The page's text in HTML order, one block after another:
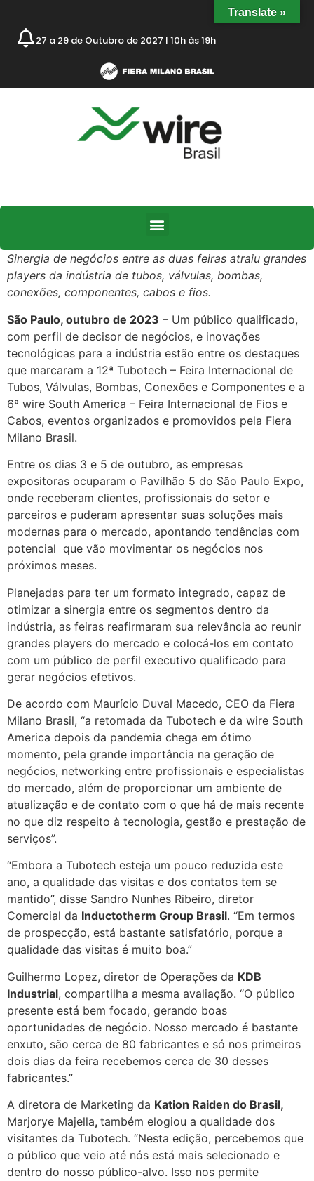
27 a 29 de Outubro de 2027 | 10h às 19h
Sinergia de negócios entre as duas feiras atraiu grandes
players da indústria de tubos, válvulas, bombas,
conexões, componentes, cabos e fios.
São Paulo, outubro de 2023 – Um público qualificado,
com perfil de decisor de negócios, e inovações
tecnológicas para a indústria estão entre os destaques
que marcaram a 12ª Tubotech – Feira Internacional de
Tubos, Válvulas, Bombas, Conexões e Componentes e a
6ª wire South America – Feira Internacional de Fios e
Cabos, eventos organizados e promovidos pela Fiera
Milano Brasil.
Entre os dias 3 e 5 de outubro, as empresas
expositoras ocuparam o Pavilhão 5 do São Paulo Expo,
onde receberam clientes, profissionais do setor e
parceiros e puderam apresentar suas soluções mais
modernas para o mercado, apontando tendências com
potencial que vão movimentar os negócios nos
próximos meses.
Planejadas para ter um formato integrado, capaz de
otimizar a sinergia entre os segmentos dentro da
indústria, as feiras reafirmaram sua relevância ao reunir
grandes players do mercado e colocá-los em contato
com um público de perfil executivo qualificado para
gerar negócios efetivos.
De acordo com Maurício Duval Macedo, CEO da Fiera
Milano Brasil, “a retomada da Tubotech e da wire South
America depois da pandemia chega em ótimo
momento, pela grande importância na geração de
negócios, networking entre profissionais e especialistas
do mercado, além de proporcionar um ambiente de
atualização e de contato com o que há de mais recente
no que diz respeito à tecnologia, gestão e prestação de
serviços”.
“Embora a Tubotech esteja um pouco reduzida este
ano, a qualidade das visitas e dos contatos tem se
mantido”, disse Sandro Nunhes Ribeiro, diretor
Comercial da Inductotherm Group Brasil. “Em termos
de prospecção, está bastante satisfatório, porque a
qualidade das visitas é muito boa.”
Guilhermo Lopez, diretor de Operações da KDB
Industrial, compartilha a mesma avaliação. “O público
presente está bem focado, gerando boas
oportunidades de negócio. Nosso mercado é bastante
enxuto, são cerca de 80 fabricantes e só nos primeiros
dois dias da feira recebemos cerca de 30 desses
fabricantes.”
A diretora de Marketing da Kation Raiden do Brasil,
Marjorye Majella, também elogiou a qualidade dos
visitantes da Tubotech. “Nesta edição, percebemos que
o público que veio até nós está mais selecionado e
dentro do nosso público-alvo. Isso nos permite
Translate »